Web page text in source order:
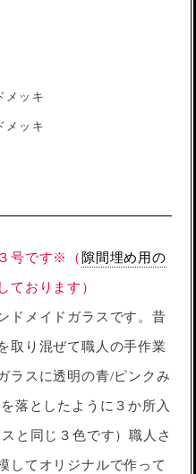
メッキ
メッキ
号です※（ 隙間埋め用の
ております）
ドメイドガラスです。昔
取り混ぜて職人の手作業
ラスに透明の青/ピンクみ
落としたように３か所入
と同じ３色です）職人さ
してオリジナルで作って